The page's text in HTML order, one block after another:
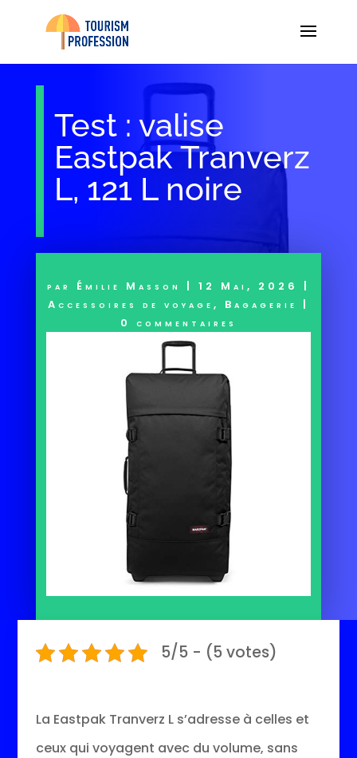
Test : valise
Eastpak Tranverz
L, 121 L noire
par Émilie Masson | 12 Mai, 2026
|
Accessoires de voyage , Bagagerie
|
0 commentaires
5/5 - (5 votes)
La Eastpak Tranverz L s’adresse à celles et
ceux qui voyagent avec du volume, sans